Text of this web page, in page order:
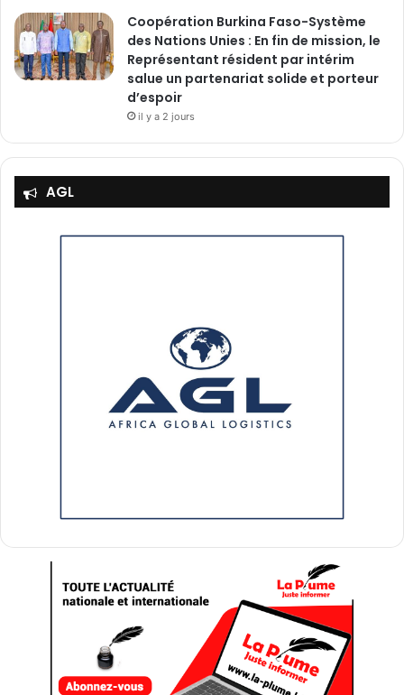
‎Coopération Burkina Faso-Système
des Nations Unies : En fin de mission, le
Représentant résident par intérim
salue un partenariat solide et porteur
d’espoir
il y a 2 jours
AGL